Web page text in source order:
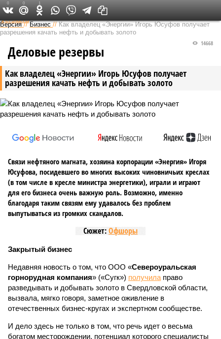
Федеральный выпуск
Версия //Бизнес //Как владелец «Энергии» Игорь Юсуфов получает
разрешения качать нефть и добывать золото
Как владелец «Энергии» Игорь Юсуфов получает
разрешения качать нефть и добывать золото
14668
Деловые резервы
Связи нефтяного магната, хозяина корпорации «Энергия» Игоря
Юсуфова, посидевшего во многих высоких чиновничьих креслах
(в том числе в кресле министра энергетики), играли и играют
для его бизнеса очень важную роль. Возможно, именно
благодаря таким связям ему удавалось без проблем
выпутываться из громких скандалов.
Сюжет:Офшоры
Закрытый бизнес
Недавняя новость о том, что ООО «Североуральская
горнорудная компания» («Сугк») получила право
разведывать и добывать золото в Свердловской области,
вызвала, мягко говоря, заметное оживление в
отечественных бизнес-кругах и экспертном сообществе.
И дело здесь не только в том, что речь идет о весьма
богатом месторождении, потенциал которого специалисты
0 0 1